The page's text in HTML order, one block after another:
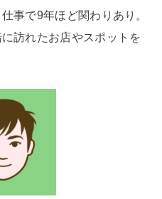
事で9年ほど関わりあり。
訪れたお店やスポットを